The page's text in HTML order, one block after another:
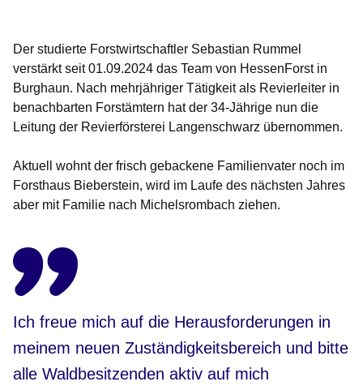
Der studierte Forstwirtschaftler Sebastian Rummel
verstärkt seit 01.09.2024 das Team von HessenForst in
Burghaun. Nach mehrjähriger Tätigkeit als Revierleiter in
benachbarten Forstämtern hat der 34-Jährige nun die
Leitung der Revierförsterei Langenschwarz übernommen.
Aktuell wohnt der frisch gebackene Familienvater noch im
Forsthaus Bieberstein, wird im Laufe des nächsten Jahres
aber mit Familie nach Michelsrombach ziehen.
Ich freue mich auf die Herausforderungen in
meinem neuen Zuständigkeitsbereich und bitte
alle Waldbesitzenden aktiv auf mich